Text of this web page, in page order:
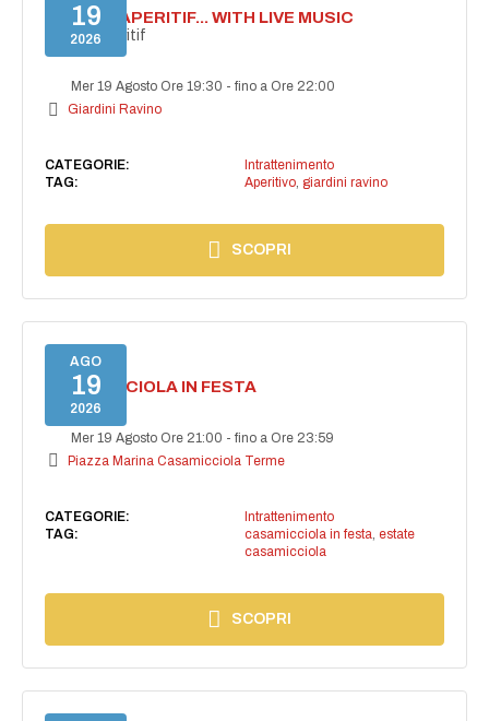
19
2026
SECRET APERITIF... WITH LIVE MUSIC
Secret aperitif
Mer 19 Agosto Ore 19:30 -fino a Ore 22:00
Giardini Ravino
CATEGORIE:
Intrattenimento
TAG:
Aperitivo, giardini ravino
SCOPRI
AGO
19
2026
CASAMICCIOLA IN FESTA
Mer 19 Agosto Ore 21:00 -fino a Ore 23:59
Piazza Marina Casamicciola Terme
CATEGORIE:
Intrattenimento
TAG:
casamicciola in festa estate
casamicciola
SCOPRI